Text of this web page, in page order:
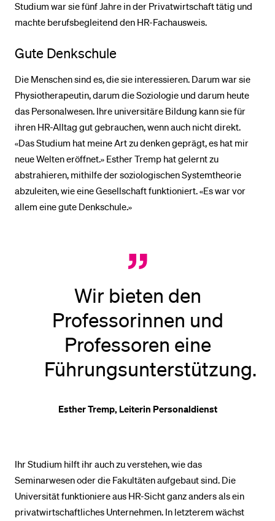
Studium war sie fünf Jahre in der Privatwirtschaft tätig und
machte berufsbegleitend den HR-Fachausweis.
Gute Denkschule
Die Menschen sind es, die sie interessieren. Darum war sie
Physiotherapeutin, darum die Soziologie und darum heute
das Personalwesen. Ihre universitäre Bildung kann sie für
ihren HR-Alltag gut gebrauchen, wenn auch nicht direkt.
«Das Studium hat meine Art zu denken geprägt, es hat mir
neue Welten eröffnet.» Esther Tremp hat gelernt zu
abstrahieren, mithilfe der soziologischen Systemtheorie
abzuleiten, wie eine Gesellschaft funktioniert. «Es war vor
allem eine gute Denkschule.»
Wir bieten den
Professorinnen und
Professoren eine
Führungsunterstützung.
Esther Tremp, Leiterin Personaldienst
Ihr Studium hilft ihr auch zu verstehen, wie das
Seminarwesen oder die Fakultäten aufgebaut sind. Die
Universität funktioniere aus HR-Sicht ganz anders als ein
privatwirtschaftliches Unternehmen. In letzterem wächst